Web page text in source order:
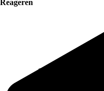
Reageren